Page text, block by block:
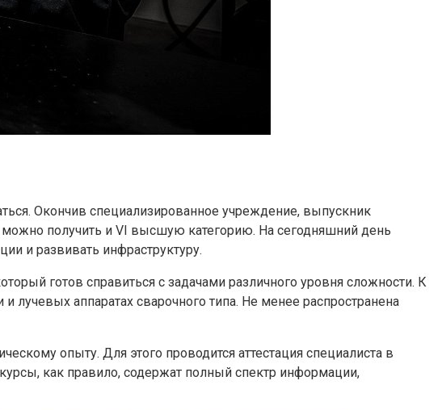
Окончив специализированное учреждение, выпускник
получить и VI высшую категорию. На сегодняшний день
и развивать инфраструктуру.
готов справиться с задачами различного уровня сложности. К
лучевых аппаратах сварочного типа. Не менее распространена
опыту. Для этого проводится аттестация специалиста в
как правило, содержат полный спектр информации,